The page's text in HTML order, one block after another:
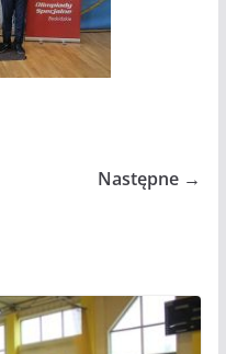
Następne →